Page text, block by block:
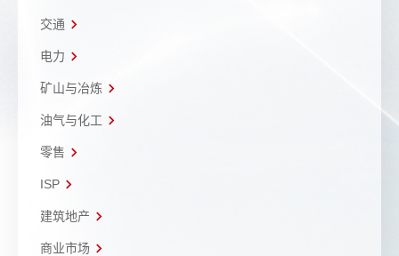
交通
电力
矿山与冶炼
油气与化工
零售
ISP
建筑地产
商业市场